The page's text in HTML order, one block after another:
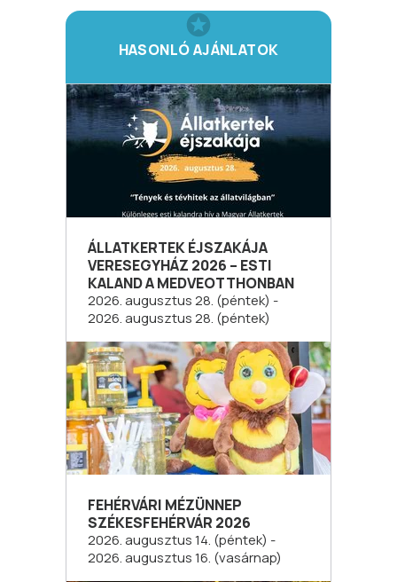
HASONLÓ AJÁNLATOK
ÁLLATKERTEK ÉJSZAKÁJA
VERESEGYHÁZ 2026 – ESTI
KALAND A MEDVEOTTHONBAN
2026. augusztus 28. (péntek) -
2026. augusztus 28. (péntek)
FEHÉRVÁRI MÉZÜNNEP
SZÉKESFEHÉRVÁR 2026
2026. augusztus 14. (péntek) -
2026. augusztus 16. (vasárnap)